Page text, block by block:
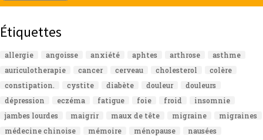
Étiquettes
allergie angoisse anxiété aphtes arthrose
asthme
auriculotherapie
cancer cerveau cholesterol
colère
constipation.
cystite diabète douleur
douleurs
dépression
eczéma fatigue foie froid
insomnie
jambes lourdes
maigrir maux de tête migraine
migraines
médecine chinoise
mémoire ménopause
nausées